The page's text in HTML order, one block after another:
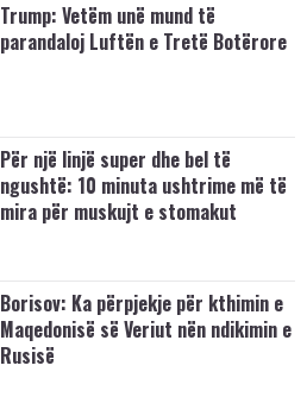
Trump: Vetëm unë mund të
parandaloj Luftën e Tretë Botërore
Për një linjë super dhe bel të
ngushtë: 10 minuta ushtrime më të
mira për muskujt e stomakut
Borisov: Ka përpjekje për kthimin e
Maqedonisë së Veriut nën ndikimin e
Rusisë